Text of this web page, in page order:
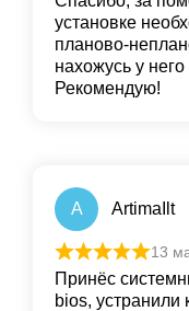
установке
планово-
нахожусь у
Рекомендую!
A ArtimaIlt
13
Принёс
bios, устранили